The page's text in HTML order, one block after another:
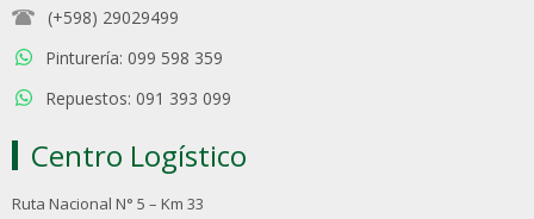
(+598) 29029499
Pinturería: 099 598 359
Repuestos: 091 393 099
Centro Logístico
Ruta Nacional N° 5 – Km 33